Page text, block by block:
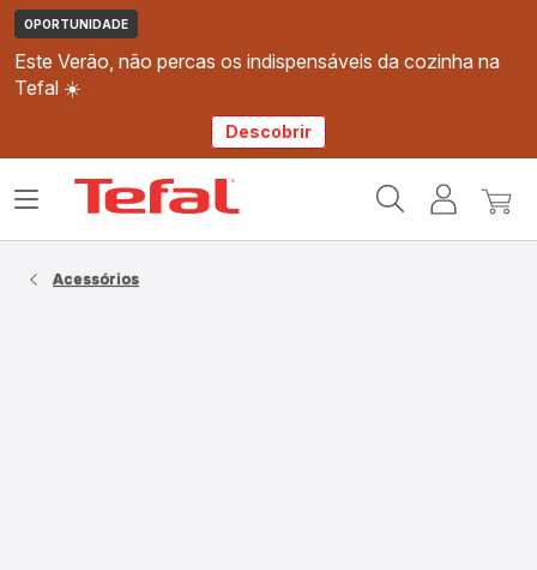
OPORTUNIDADE
Este Verão, não percas os indispensáveis da cozinha na
Tefal ☀️
Descobrir
Tefal
O
Abrir
Acessórios